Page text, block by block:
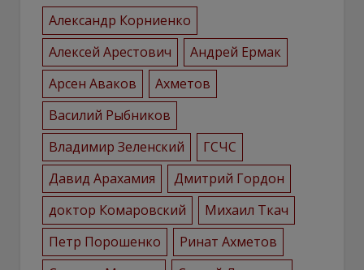
Александр Корниенко
Алексей Арестович
Андрей Ермак
Арсен Аваков
Ахметов
Василий Рыбников
Владимир Зеленский
ГСЧС
Давид Арахамия
Дмитрий Гордон
доктор Комаровский
Михаил Ткач
Петр Порошенко
Ринат Ахметов